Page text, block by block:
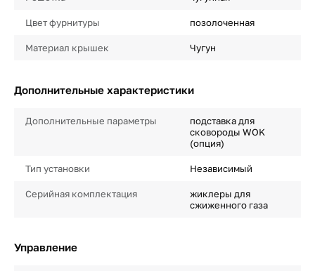
Цвет фурнитуры позолоченная
Материал крышек Чугун
Дополнительные характеристики
Дополнительные параметры
подставка для
сковороды WOK
(опция)
Тип установки Независимый
Серийная комплектация
жиклеры для
сжиженного газа
Управление